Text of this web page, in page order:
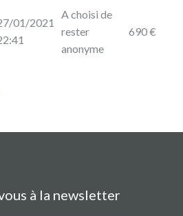
01/2021
A choisi de
rester
anonyme
690 €
à la newsletter